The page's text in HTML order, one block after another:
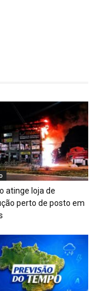
atinge loja de
perto de posto em